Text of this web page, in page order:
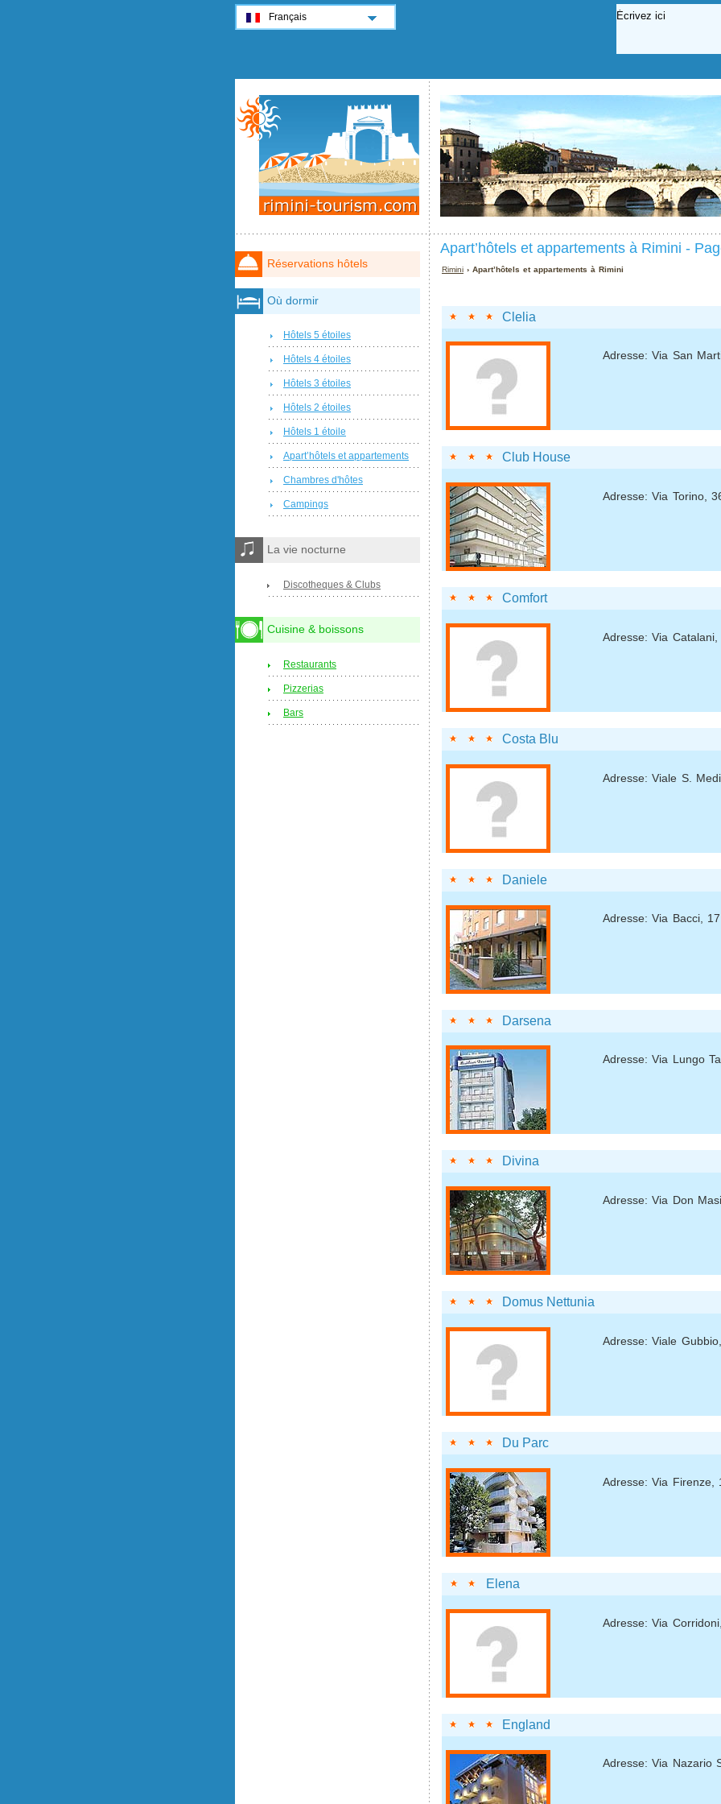
Apart’hôtels et appartements à Rimini -
Rimini › Apart’hôtels et appartements à Rimini
Clelia
Adresse: Via San
Club House
Adresse: Via Torino,
Comfort
Adresse: Via Catalani,
Costa Blu
Adresse: Viale S.
Daniele
Adresse: Via Bacci, 17
Darsena
Adresse: Via Lungo
Divina
Adresse: Via Don
Domus Nettunia
Adresse: Viale
Du Parc
Adresse: Via Firenze,
Elena
Adresse: Via
England
Adresse: Via Nazario
Réservations hôtels
Où dormir
Hôtels 5 étoiles
Hôtels 4 étoiles
Hôtels 3 étoiles
Hôtels 2 étoiles
Hôtels 1 étoile
Apart’hôtels et appartements
Chambres d'hôtes
Campings
La vie nocturne
Discotheques & Clubs
Cuisine & boissons
Restaurants
Pizzerias
Bars
Français